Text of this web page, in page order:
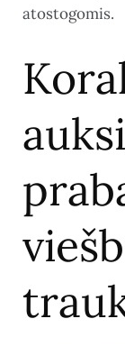
atostogomis.